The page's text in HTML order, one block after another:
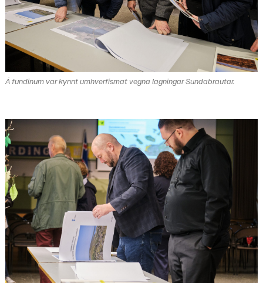
Á fundinum var kynnt umhverfismat vegna lagningar Sundabrautar.